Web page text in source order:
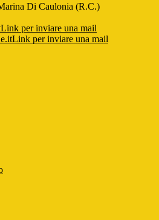
Di Caulonia (R.C.)
Link per inviare una mail
Link per inviare una mail